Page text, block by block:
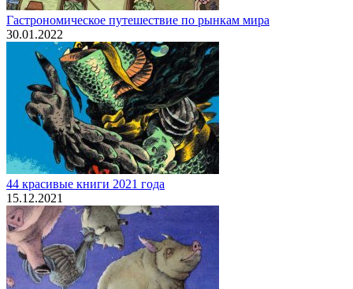
Гастрономическое путешествие по рынкам мира
30.01.2022
44 красивые книги 2021 года
15.12.2021